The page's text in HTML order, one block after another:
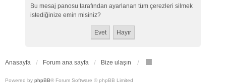
Bu mesaj panosu tarafından ayarlanan tüm çerezleri silmek
istediğinize emin misiniz?
Anasayfa Forum ana sayfa Bize ulaşın
Powered by phpBB® Forum Software © phpBB Limited